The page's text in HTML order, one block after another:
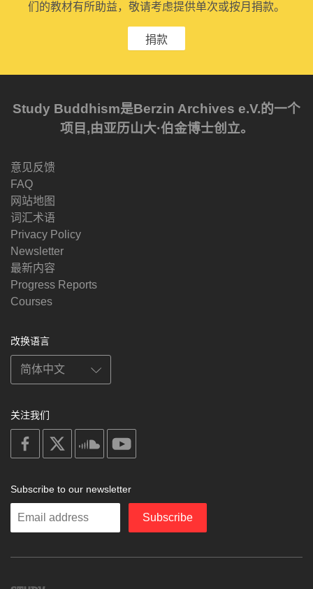
们的教材有所助益，敬请考虑提供单次或按月捐款。
捐款
Study Buddhism是Berzin Archives e.V.的一个
项目,由亚历山大·伯金博士创立。
意见反馈
FAQ
网站地图
词汇术语
Privacy Policy
Newsletter
最新内容
Progress Reports
Courses
改换语言
关注我们
on
facebook
soundcloud
Subscribe to our newsletter
Enter
Subscribe